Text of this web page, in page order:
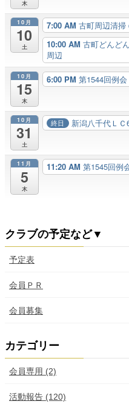
木
10月
10
土
7:00 AM 古町周辺清掃
10:00 AM 古町どんど
周辺
10月
15
木
6:00 PM 第1544回例会
10月
31
土
終日 新潟八千代Ｌ
11月
5
木
11:20 AM 第1545回例
クラブの予定など▼
予定表
会員ＰＲ
会員募集
カテゴリー
会員専用 (2)
活動報告 (120)